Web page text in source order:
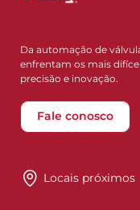
Da automação de
enfrentam os mais
precisão e inovação.
Fale conosco
Locais próximos